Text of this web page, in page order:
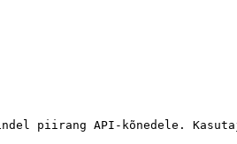
piirang API-kõnedele.